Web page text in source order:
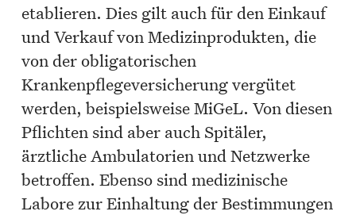
etablieren. Dies gilt auch für den Einkauf
und Verkauf von Medizinprodukten, die
von der obligatorischen
Krankenpflegeversicherung vergütet
werden, beispielsweise MiGeL. Von diesen
Pflichten sind aber auch Spitäler,
ärztliche Ambulatorien und Netzwerke
betroffen. Ebenso sind medizinische
Labore zur Einhaltung der Bestimmungen